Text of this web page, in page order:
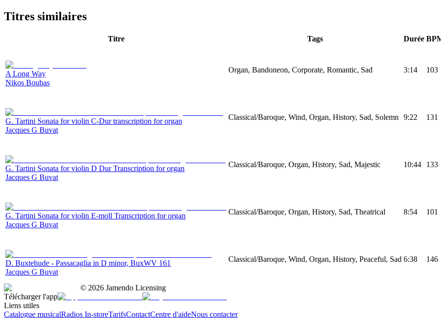
Titres similaires
Titre Tags Durée
A Long Way
Nikos Boubas
Organ, Bandoneon, Corporate, Romantic, Sad 3:14 103
G. Tartini Sonata for violin C-Dur transcription for organ
Jacques G Buvat
Classical/Baroque, Wind, Organ, History, Sad, Solemn 9:22 131
G. Tartini Sonata for violin D Dur Transcription for organ
Jacques G Buvat
Classical/Baroque, Organ, History, Sad, Majestic 10:44 133
G. Tartini Sonata for violin E-moll Transcription for organ
Jacques G Buvat
Classical/Baroque, Organ, History, Sad, Theatrical 8:54 101
D. Buxtehude - Passacaglia in D minor, BuxWV 161
Jacques G Buvat
Classical/Baroque, Wind, Organ, History, Peaceful, Sad 6:38 146
© 2026 Jamendo Licensing
Télécharger l'app
Liens utiles
Catalogue musicalRadios In-storeTarifsContactCentre d'aideNous contacter